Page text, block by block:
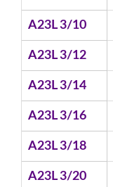
A23L 3/10
A23L 3/12
A23L 3/14
A23L 3/16
A23L 3/18
A23L 3/20